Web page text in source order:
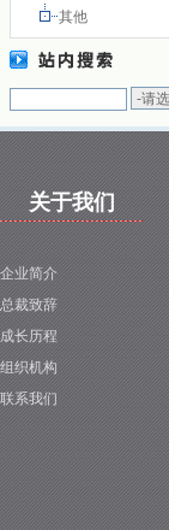
其他
关于我们
企业简介
总裁致辞
成长历程
组织机构
联系我们